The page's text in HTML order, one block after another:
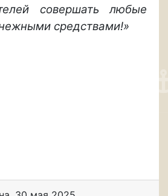
совершать любые
средствами!»